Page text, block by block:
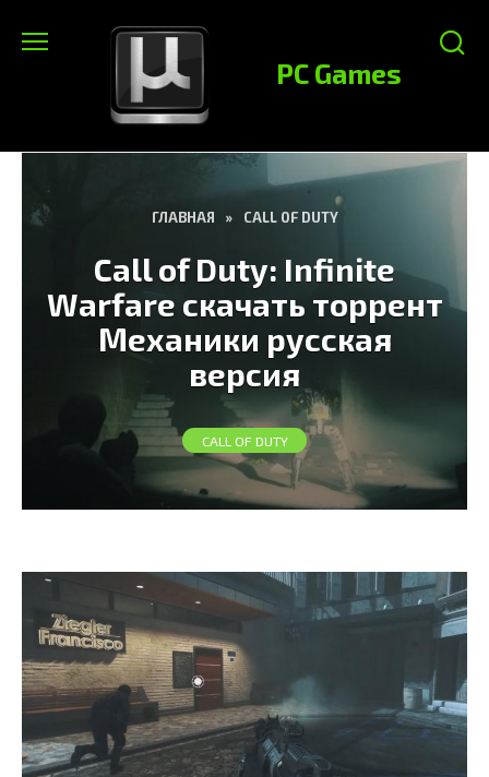
PC Games
ГЛАВНАЯ » CALL OF DUTY
Call of Duty: Infinite
Warfare скачать торрент
Механики русская
версия
CALL OF DUTY